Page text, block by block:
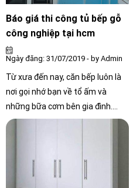
Báo giá thi công tủ bếp gỗ
công nghiệp tại hcm
Ngày đăng: 31/07/2019 - by Admin
Từ xưa đến nay, căn bếp luôn là
nơi gọi nhớ bạn về tổ ấm và
những bữa cơm bên gia đình.
không những thế, căn bếp trong
thành viên trong gia đình. vì vậy,